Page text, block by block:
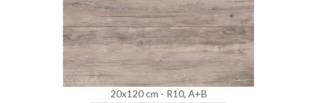
20x120 cm - R10, A+B